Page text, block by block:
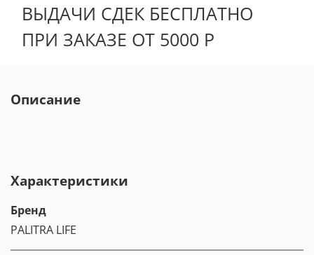
ВЫДАЧИ СДЕК БЕСПЛАТНО
ПРИ ЗАКАЗЕ ОТ 5000 Р
Описание
Характеристики
Бренд
PALITRA LIFE